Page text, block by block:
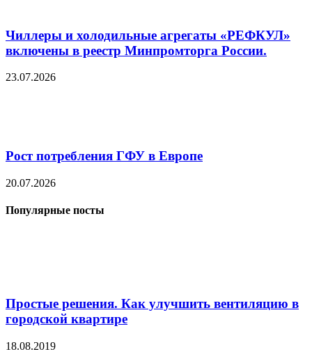
Чиллеры и холодильные агрегаты «РЕФКУЛ»
включены в реестр Минпромторга России.
23.07.2026
Рост потребления ГФУ в Европе
20.07.2026
Популярные посты
Простые решения. Как улучшить вентиляцию в
городской квартире
18.08.2019